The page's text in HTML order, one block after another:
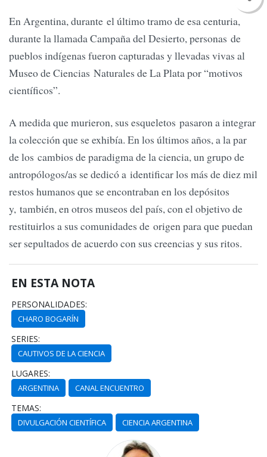
En Argentina, durante el último tramo de esa centuria,
durante la llamada Campaña del Desierto, personas de
pueblos indígenas fueron capturadas y llevadas vivas al
Museo de Ciencias Naturales de La Plata por “motivos
científicos”.
A medida que murieron, sus esqueletos pasaron a integrar
la colección que se exhibía. En los últimos años, a la par
de los cambios de paradigma de la ciencia, un grupo de
antropólogos/as se dedicó a identificar los más de diez mil
restos humanos que se encontraban en los depósitos
y, también, en otros museos del país, con el objetivo de
restituirlos a sus comunidades de origen para que puedan
ser sepultados de acuerdo con sus creencias y sus ritos.
EN ESTA NOTA
PERSONALIDADES:
CHARO BOGARÍN
SERIES:
CAUTIVOS DE LA CIENCIA
LUGARES:
ARGENTINA CANAL ENCUENTRO
TEMAS:
DIVULGACIÓN CIENTÍFICA CIENCIA ARGENTINA